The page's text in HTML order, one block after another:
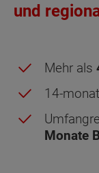
Mitte-
Links
Netto-
und
Mehr als
14-
Monate